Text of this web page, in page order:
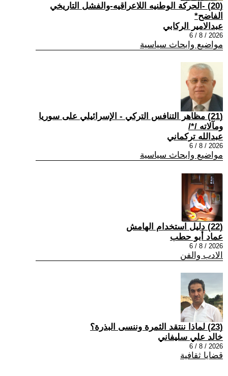
(20) -الحركة الوطنيه اللاعراقيه-والفشل التاريخي
الفاضح*
عبدالامير الركابي
2026 / 8 / 6
مواضيع وابحاث سياسية
(21) مظاهر التنافس التركي - الإسرائيلي على سوريا
ومآلاته /*/
عبدالله تركماني
2026 / 8 / 6
مواضيع وابحاث سياسية
(22) دليل استخدام الهامش
عماد أبو حطب
2026 / 8 / 6
الادب والفن
(23) لماذا ننتقد الثمرة وننسى البذرة؟
خالد علي سليفاني
2026 / 8 / 6
قضايا ثقافية